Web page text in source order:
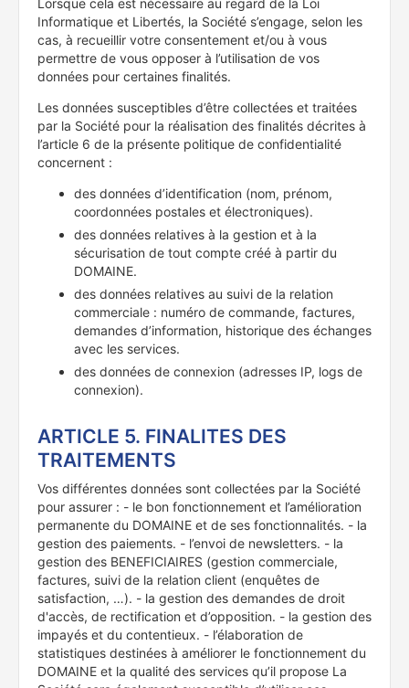
Informatique et Libertés, la Société s’engage, selon les
cas, à recueillir votre consentement et/ou à vous
permettre de vous opposer à l’utilisation de vos
données pour certaines finalités.
Les données susceptibles d’être collectées et traitées
par la Société pour la réalisation des finalités décrites à
l’article 6 de la présente politique de confidentialité
concernent :
des données d’identification (nom, prénom,
coordonnées postales et électroniques).
des données relatives à la gestion et à la
sécurisation de tout compte créé à partir du
DOMAINE.
des données relatives au suivi de la relation
commerciale : numéro de commande, factures,
demandes d’information, historique des échanges
avec les services.
des données de connexion (adresses IP, logs de
connexion).
ARTICLE 5. FINALITES DES
TRAITEMENTS
Vos différentes données sont collectées par la Société
pour assurer : - le bon fonctionnement et l’amélioration
permanente du DOMAINE et de ses fonctionnalités. - la
gestion des paiements. - l’envoi de newsletters. - la
gestion des BENEFICIAIRES (gestion commerciale,
factures, suivi de la relation client (enquêtes de
satisfaction, …). - la gestion des demandes de droit
d'accès, de rectification et d’opposition. - la gestion des
impayés et du contentieux. - l’élaboration de
statistiques destinées à améliorer le fonctionnement du
DOMAINE et la qualité des services qu’il propose La